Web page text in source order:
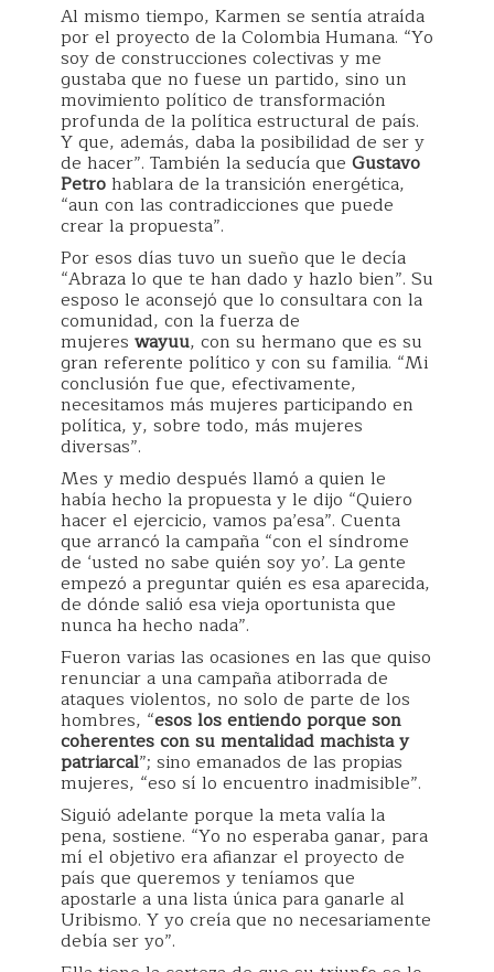
Al mismo tiempo, Karmen se sentía atraída
por el proyecto de la Colombia Humana. “Yo
soy de construcciones colectivas y me
gustaba que no fuese un partido, sino un
movimiento político de transformación
profunda de la política estructural de país.
Y que, además, daba la posibilidad de ser y
de hacer”. También la seducía que Gustavo
Petrohablara de la transición energética,
“aun con las contradicciones que puede
crear la propuesta”.
Por esos días tuvo un sueño que le decía
“Abraza lo que te han dado y hazlo bien”. Su
esposo le aconsejó que lo consultara con la
comunidad, con la fuerza de
mujeres wayuu, con su hermano que es su
gran referente político y con su familia. “Mi
conclusión fue que, efectivamente,
necesitamos más mujeres participando en
política, y, sobre todo, más mujeres
diversas”.
Mes y medio después llamó a quien le
había hecho la propuesta y le dijo “Quiero
hacer el ejercicio, vamos pa’esa”. Cuenta
que arrancó la campaña “con el síndrome
de ‘usted no sabe quién soy yo’. La gente
empezó a preguntar quién es esa aparecida,
de dónde salió esa vieja oportunista que
nunca ha hecho nada”.
Fueron varias las ocasiones en las que quiso
renunciar a una campaña atiborrada de
ataques violentos, no solo de parte de los
hombres, “esos los entiendo porque son
coherentes con su mentalidad machista y
patriarcal”; sino emanados de las propias
mujeres, “eso sí lo encuentro inadmisible”.
Siguió adelante porque la meta valía la
pena, sostiene. “Yo no esperaba ganar, para
mí el objetivo era afianzar el proyecto de
país que queremos y teníamos que
apostarle a una lista única para ganarle al
Uribismo. Y yo creía que no necesariamente
debía ser yo”.